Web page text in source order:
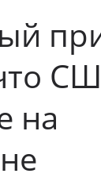
на